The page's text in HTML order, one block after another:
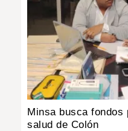
Minsa busca fondos
salud de Colón